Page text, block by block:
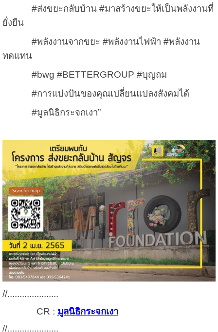
#ส่งขยะกลับบ้าน #มาสร้างขยะให้เป็นพลังงานที่
ยั่งยืน
#พลังงานจากขยะ #พลังงานไฟฟ้า #พลังงาน
ทดแทน
#bwg #BETTERGROUP #บุญถม
#การแบ่งปันของคุณเปลี่ยนแปลงสังคมได้
#มูลนิธิกระจกเงา”
//.....................
CR : มูลนิธิกระจกเงา
//.....................